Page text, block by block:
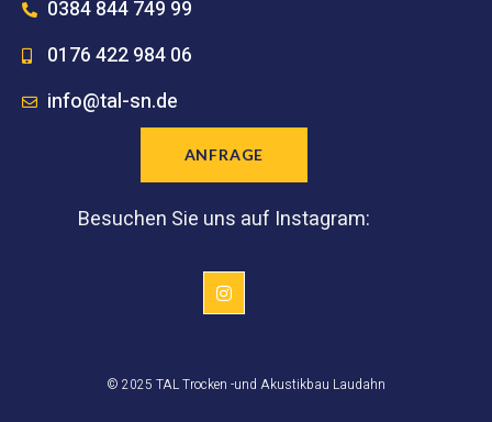
0384 844 749 99
0176 422 984 06
info@tal-sn.de
ANFRAGE
Besuchen Sie uns auf Instagram:
© 2025 TAL Trocken -und Akustikbau Laudahn